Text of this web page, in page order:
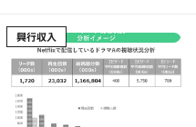
興行収入